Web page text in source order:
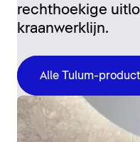
rechthoekige
kraanwerklijn.
Alle Tulum-